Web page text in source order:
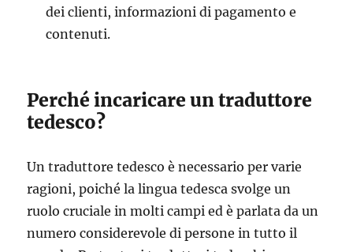
dei clienti, informazioni di pagamento e
contenuti.
Perché incaricare un traduttore
tedesco?
Un traduttore tedesco è necessario per varie
ragioni, poiché la lingua tedesca svolge un
ruolo cruciale in molti campi ed è parlata da un
numero considerevole di persone in tutto il